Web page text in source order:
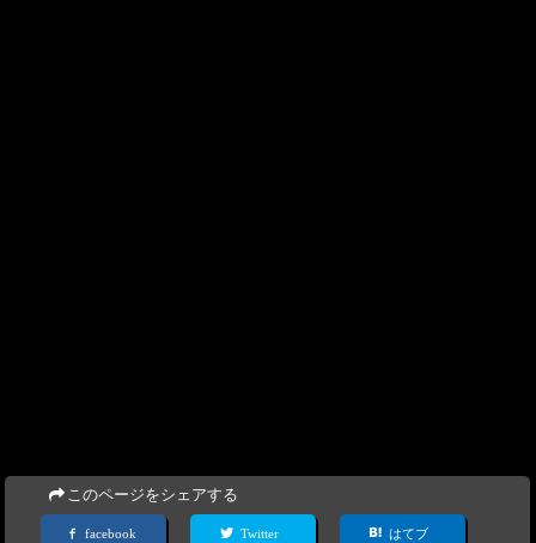
このページをシェアする
facebook Twitter はてブ